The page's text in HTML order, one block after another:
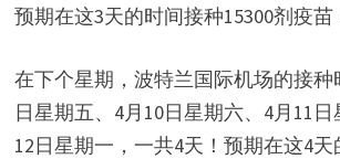
预期在这3天的时间接种15300剂疫苗
在下个星期，波特兰国际机场的接种
日星期五、4月10日星期六、4月11日
12日星期一，一共4天！预期在这4